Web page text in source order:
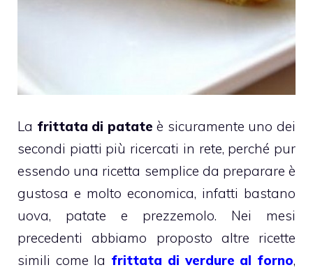
La frittata di patate è sicuramente uno dei
secondi piatti più ricercati in rete, perché pur
essendo una ricetta semplice da preparare è
gustosa e molto economica, infatti bastano
uova, patate e prezzemolo. Nei mesi
precedenti abbiamo proposto altre ricette
simili come la frittata di verdure al forno,